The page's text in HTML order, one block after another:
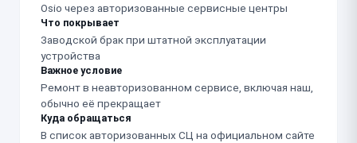
Osio через авторизованные сервисные центры
Что покрывает
Заводской брак при штатной эксплуатации
устройства
Важное условие
Ремонт в неавторизованном сервисе, включая наш,
обычно её прекращает
Куда обращаться
В список авторизованных СЦ на официальном сайте